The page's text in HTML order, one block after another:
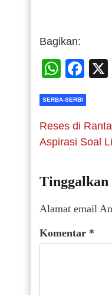
Bagikan:
SERBA-SERBI
Reses di
Aspirasi Soal
Tinggalkan
Alamat email
Komentar *